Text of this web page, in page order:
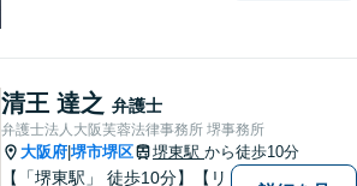
回相談無料（特に時間制限は
ありません）】【堺東徒歩７
分】【分割払い・法テラス利
用もご相談下さい】
清王 達之 弁護士
弁護士法人大阪芙蓉法律事務所 堺事務所
大阪府 堺市堺区 堺東駅 から徒歩10分
【「堺東駅」 徒歩10分】【リ